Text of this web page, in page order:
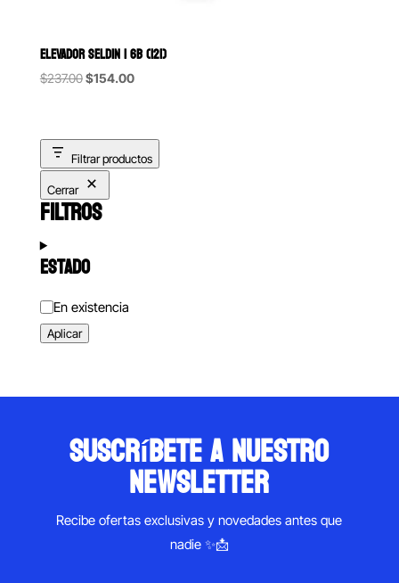
ELEVADOR SELDIN 1 6B (121)
$237.00Original
$237.00.
$154.00Current
$154.00.
Filtrar productos
Cerrar
FILTROS
ESTADO
Estado
En existencia
Aplicar
suscríbete a nuestro
newsletter
Recibe ofertas exclusivas y novedades antes que
nadie ✨📩